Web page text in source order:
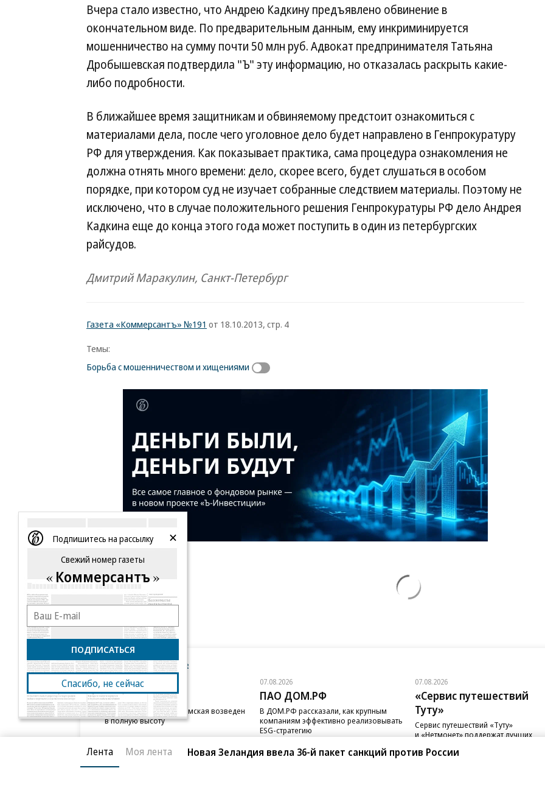
Вчера стало известно, что Андрею Кадкину предъявлено обвинение в
окончательном виде. По предварительным данным, ему инкриминируется
мошенничество на сумму почти 50 млн руб. Адвокат предпринимателя Татьяна
Дробышевская подтвердила "Ъ" эту информацию, но отказалась раскрыть какие-
либо подробности.
В ближайшее время защитникам и обвиняемому предстоит ознакомиться с
материалами дела, после чего уголовное дело будет направлено в Генпрокуратуру
РФ для утверждения. Как показывает практика, сама процедура ознакомления не
должна отнять много времени: дело, скорее всего, будет слушаться в особом
порядке, при котором суд не изучает собранные следствием материалы. Поэтому не
исключено, что в случае положительного решения Генпрокуратуры РФ дело Андрея
Кадкина еще до конца этого года может поступить в один из петербургских
райсудов.
Дмитрий Маракулин, Санкт-Петербург
Газета «Коммерсантъ» №191 от 18.10.2013, стр. 4
Темы:
Борьба с мошенничеством и хищениями
Новости компаний Все
07.08.2026
STONE
Бизнес-центр STONE Римская возведен
в полную высоту
07.08.2026
ПАО ДОМ.РФ
В ДОМ.РФ рассказали, как крупным
компаниям эффективно реализовывать
ESG-стратегию
07.08.2026
«Сервис путешествий
Туту»
Сервис путешествий «Туту»
и «Нетмонет» поддержат лучших
Лента Моя лента Новая Зеландия ввела 36-й пакет санкций против России
Подпишитесь на рассылку
Свежий номер газеты
Коммерсантъ
ПОДПИСАТЬСЯ
Спасибо, не сейчас